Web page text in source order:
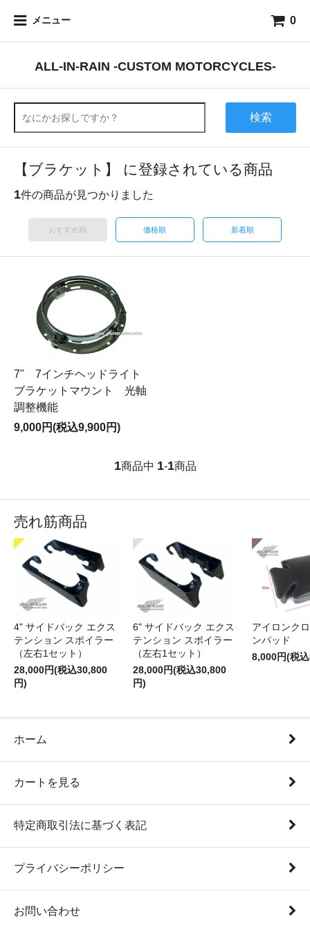
メニュー 0
ALL-IN-RAIN -CUSTOM MOTORCYCLES-
検索
【ブラケット】 に登録されている商品
1件の商品が見つかりました
おすすめ順 価格順 新着順
7" 7インチヘッドライト
ブラケットマウント 光軸
調整機能
9,000円(税込9,900円)
1商品中 1-1商品
売れ筋商品
4" サイドバック エクス
テンション スポイラー
（左右1セット）
28,000円(税込30,800
円)
6" サイドバック エクス
テンション スポイラー
（左右1セット）
28,000円(税込30,800
円)
アイロンク
ンパッド
8,000円(税
ホーム
カートを見る
特定商取引法に基づく表記
プライバシーポリシー
お問い合わせ